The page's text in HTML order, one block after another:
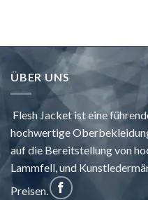
ÜBER UNS
Flesh Jacket ist eine
hochwertige
auf die Bereitstellung von
Lammfell, und
Preisen.